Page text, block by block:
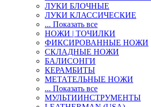
ЛУКИ БЛОЧНЫЕ
ЛУКИ КЛАССИЧЕСКИЕ
... Показать все
НОЖИ | ТОЧИЛКИ
ФИКСИРОВАННЫЕ НОЖИ
СКЛАДНЫЕ НОЖИ
БАЛИСОНГИ
КЕРАМБИТЫ
МЕТАТЕЛЬНЫЕ НОЖИ
... Показать все
МУЛЬТИИНСТРУМЕНТЫ